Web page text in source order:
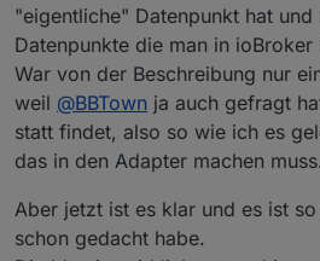
"eigentliche" Datenpunkt hat
Datenpunkte die man in
War von der Beschreibung nur
weil @BBTown ja auch gefragt
statt findet, also so wie ich es
das in den Adapter machen muss.
Aber jetzt ist es klar und es ist
schon gedacht habe.